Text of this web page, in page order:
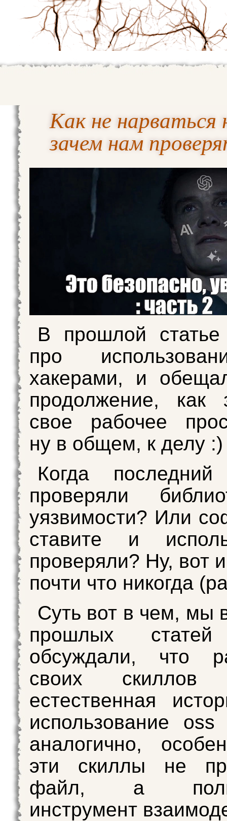
Как не
зачем нам
В прошлой статье
про
хакерами, и
продолжение, как
свое рабочее
ну в общем, к делу :)
Когда
проверяли
уязвимости? Или
ставите и
проверяли? Ну, вот
почти что никогда
Суть вот в чем, мы
прошлых
обсуждали, что
своих
естественная
использование
аналогично,
эти скиллы не
файл, а
инструмент